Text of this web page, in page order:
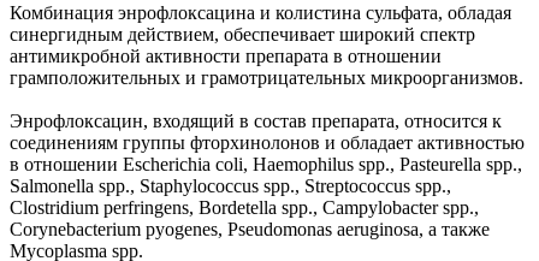
Комбинация энрофлоксацина и колистина сульфата, обладая
синергидным действием, обеспечивает широкий спектр
антимикробной активности препарата в отношении
грамположительных и грамотрицательных микроорганизмов.
Энрофлоксацин, входящий в состав препарата, относится к
соединениям группы фторхинолонов и обладает активностью
в отношении Escherichia coli, Haemophilus spp., Pasteurella spp.,
Salmonella spp., Staphylococcus spp., Streptococcus spp.,
Clostridium perfringens, Bordetella spp., Campylobacter spp.,
Corynebacterium pyogenes, Pseudomonas aeruginosa, а также
Mycoplasma spp.